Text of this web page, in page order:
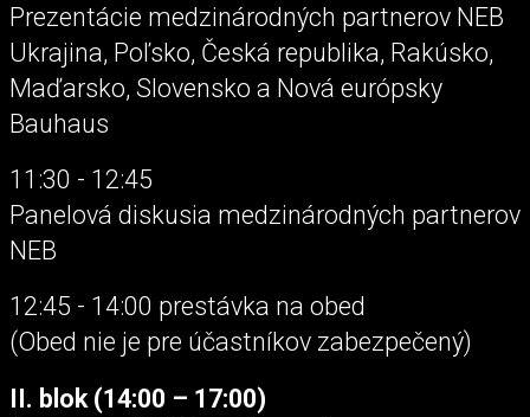
Prezentácie medzinárodných partnerov NEB
Ukrajina, Poľsko, Česká republika, Rakúsko,
Maďarsko, Slovensko a Nová európsky
Bauhaus
11:30 - 12:45
Panelová diskusia medzinárodných partnerov
NEB
12:45 - 14:00 prestávka na obed
(Obed nie je pre účastníkov zabezpečený)
II. blok (14:00 – 17:00)